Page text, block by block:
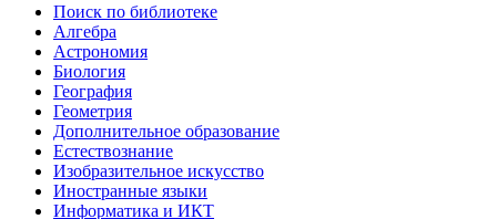
Поиск по библиотеке
Алгебра
Астрономия
Биология
География
Геометрия
Дополнительное образование
Естествознание
Изобразительное искусство
Иностранные языки
Информатика и ИКТ